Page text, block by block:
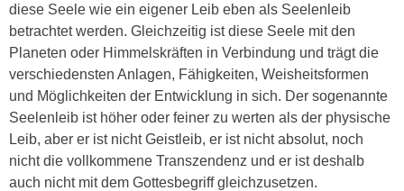
diese Seele wie ein eigener Leib eben als Seelenleib
betrachtet werden. Gleichzeitig ist diese Seele mit den
Planeten oder Himmelskräften in Verbindung und trägt die
verschiedensten Anlagen, Fähigkeiten, Weisheitsformen
und Möglichkeiten der Entwicklung in sich. Der sogenannte
Seelenleib ist höher oder feiner zu werten als der physische
Leib, aber er ist nicht Geistleib, er ist nicht absolut, noch
nicht die vollkommene Transzendenz und er ist deshalb
auch nicht mit dem Gottesbegriff gleichzusetzen.